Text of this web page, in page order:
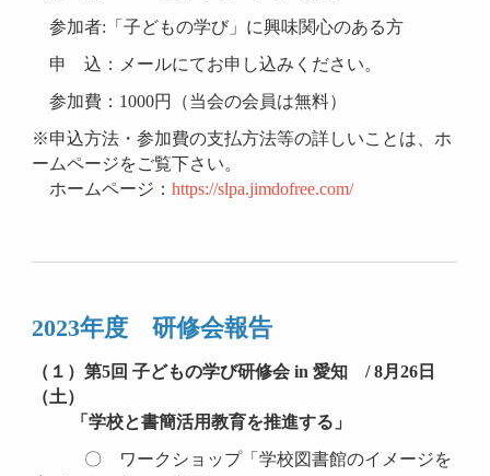
参加者:「子どもの学び」に興味関心のある方
申 込：メールにてお申し込みください。
参加費：1000円（当会の会員は無料）
※申込方法・参加費の支払方法等の詳しいことは、ホ
ームページをご覧下さい。
ホームページ：https://slpa.jimdofree.com/
2023年度 研修会報告
（１）第5回 子どもの学び研修会 in 愛知 / 8月26日
（土）
「学校と書簡活用教育を推進する」
〇 ワークショップ「学校図書館のイメージを